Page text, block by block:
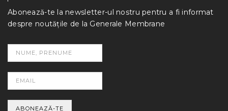
Abonează-te la newsletter-ul nostru pentru a fi informat
despre noutățile de la Generale Membrane